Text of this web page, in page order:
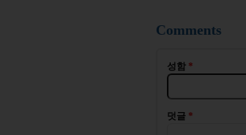
Comments
성함 *
덧글 *